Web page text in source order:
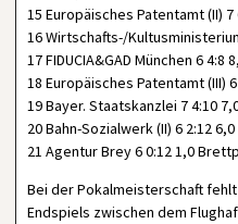
15 Europäisches Patentamt (II)
16 Wirtschafts-/
17 FIDUCIA&GAD München 6
18 Europäisches Patentamt (III)
19 Bayer. Staatskanzlei 7 4:10
20 Bahn-Sozialwerk (II) 6 2:12
21 Agentur Brey 6 0:12 1,0
Bei der Pokalmeisterschaft
Endspiels zwischen dem